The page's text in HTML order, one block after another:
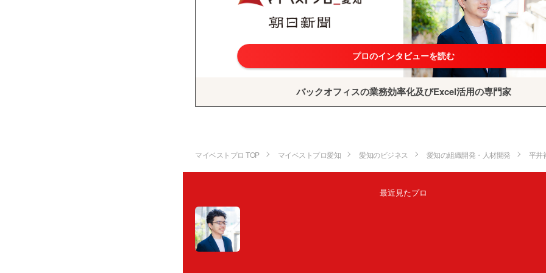
プロのインタビューを読む
バックオフィスの業務効率化及びExcel活用の専門家
マイベストプロ TOP マイベストプロ愛知 愛知のビジネス 愛知の組織開発・人材開発 平井
最近見たプロ